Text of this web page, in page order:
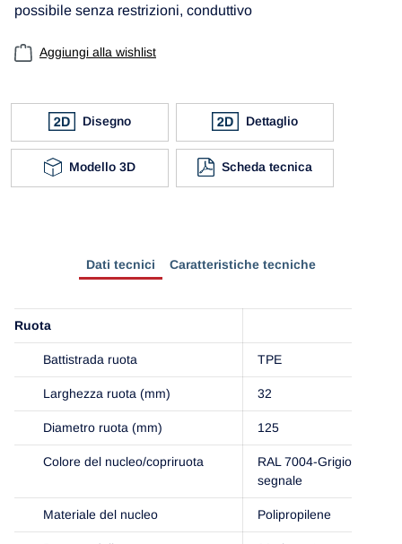
possibile senza restrizioni, conduttivo
Aggiungi alla wishlist
Disegno Dettaglio
Modello 3D Scheda tecnica
Dati tecnici Caratteristiche tecniche
Ruota
Battistrada ruota TPE
Larghezza ruota (mm) 32
Diametro ruota (mm) 125
Colore del nucleo/copriruota
RAL 7004-Grigio
segnale
Materiale del nucleo Polipropilene